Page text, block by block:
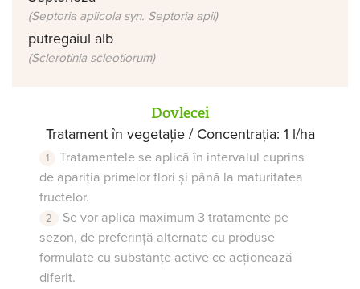
(Septoria apiicola syn. Septoria apii)
putregaiul alb
(Sclerotinia scleotiorum)
Dovlecei
Tratament în vegetație / Concentrația: 1 l/ha
Tratamentele se aplică în intervalul cuprins
de apariția primelor flori și până la maturitatea
fructelor.
Se vor aplica maximum 3 tratamente pe
sezon, de preferință alternate cu produse
formulate cu substanțe active ce acționează
diferit.